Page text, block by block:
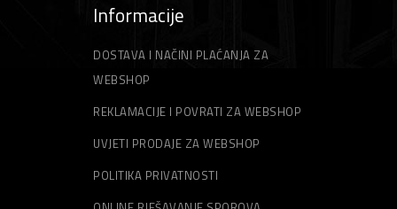
Informacije
DOSTAVA I NAČINI PLAĆANJA ZA
WEBSHOP
REKLAMACIJE I POVRATI ZA WEBSHOP
UVJETI PRODAJE ZA WEBSHOP
POLITIKA PRIVATNOSTI